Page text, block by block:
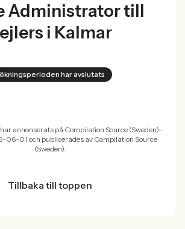
Administrator till
i Kalmar
har avslutats
annonserats på Compilation Source (Sweden)-
06-01 och publicerades av Compilation Source
(Sweden).
Tillbaka till toppen